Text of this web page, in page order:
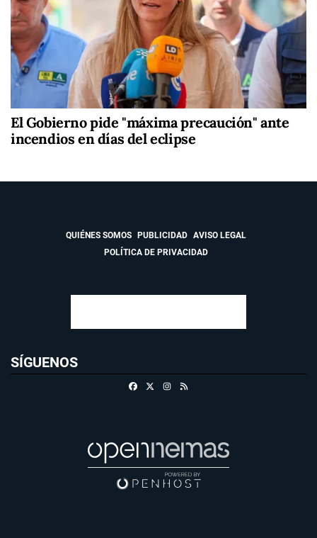
El Gobierno pide "máxima precaución" ante
incendios en días del eclipse
QUIÉNES SOMOS PUBLICIDAD
AVISO LEGAL
POLÍTICA DE PRIVACIDAD
SÍGUENOS
FacebookInstagram